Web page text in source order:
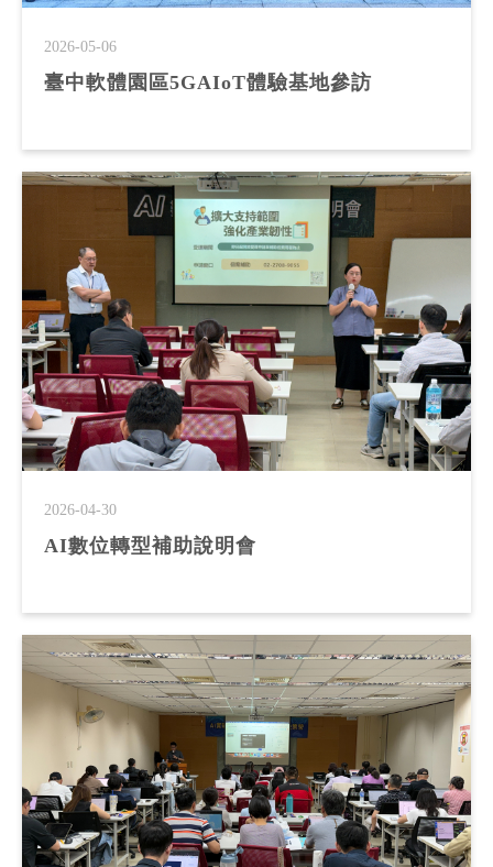
2026-05-06
臺中軟體園區5GAIoT體驗基地參訪
2026-04-30
AI數位轉型補助說明會